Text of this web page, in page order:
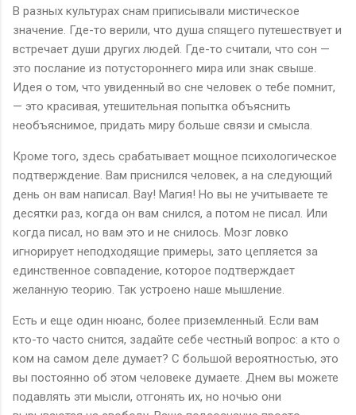
В разных культурах снам приписывали мистическое
значение. Где-то верили, что душа спящего путешествует и
встречает души других людей. Где-то считали, что сон —
это послание из потустороннего мира или знак свыше.
Идея о том, что увиденный во сне человек о тебе помнит,
— это красивая, утешительная попытка объяснить
необъяснимое, придать миру больше связи и смысла.
Кроме того, здесь срабатывает мощное психологическое
подтверждение. Вам приснился человек, а на следующий
день он вам написал. Вау! Магия! Но вы не учитываете те
десятки раз, когда он вам снился, а потом не писал. Или
когда писал, но вам это и не снилось. Мозг ловко
игнорирует неподходящие примеры, зато цепляется за
единственное совпадение, которое подтверждает
желанную теорию. Так устроено наше мышление.
Есть и еще один нюанс, более приземленный. Если вам
кто-то часто снится, задайте себе честный вопрос: а кто о
ком на самом деле думает? С большой вероятностью, это
вы постоянно об этом человеке думаете. Днем вы можете
подавлять эти мысли, отгонять их, но ночью они